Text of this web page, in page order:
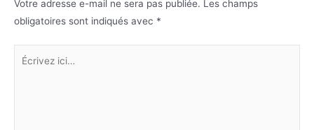
Votre adresse e-mail ne sera pas publiée. Les champs
obligatoires sont indiqués avec *
Écrivez